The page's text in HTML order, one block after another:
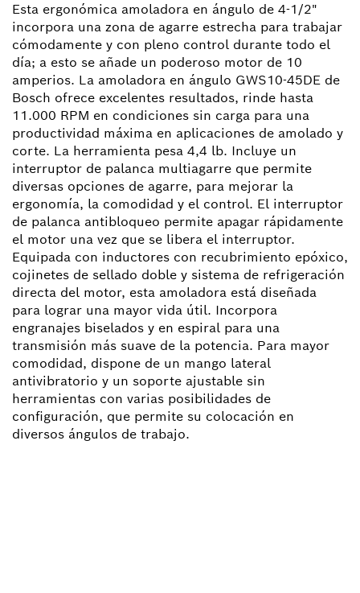
Esta ergonómica amoladora en ángulo de 4-1/2"
incorpora una zona de agarre estrecha para trabajar
cómodamente y con pleno control durante todo el
día; a esto se añade un poderoso motor de 10
amperios. La amoladora en ángulo GWS10-45DE de
Bosch ofrece excelentes resultados, rinde hasta
11.000 RPM en condiciones sin carga para una
productividad máxima en aplicaciones de amolado y
corte. La herramienta pesa 4,4 lb. Incluye un
interruptor de palanca multiagarre que permite
diversas opciones de agarre, para mejorar la
ergonomía, la comodidad y el control. El interruptor
de palanca antibloqueo permite apagar rápidamente
el motor una vez que se libera el interruptor.
Equipada con inductores con recubrimiento epóxico,
cojinetes de sellado doble y sistema de refrigeración
directa del motor, esta amoladora está diseñada
para lograr una mayor vida útil. Incorpora
engranajes biselados y en espiral para una
transmisión más suave de la potencia. Para mayor
comodidad, dispone de un mango lateral
antivibratorio y un soporte ajustable sin
herramientas con varias posibilidades de
configuración, que permite su colocación en
diversos ángulos de trabajo.